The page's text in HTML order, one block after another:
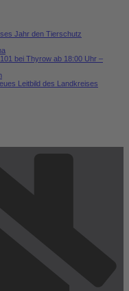
Jahr den Tierschutz
bei Thyrow ab 18:00 Uhr –
Leitbild des Landkreises